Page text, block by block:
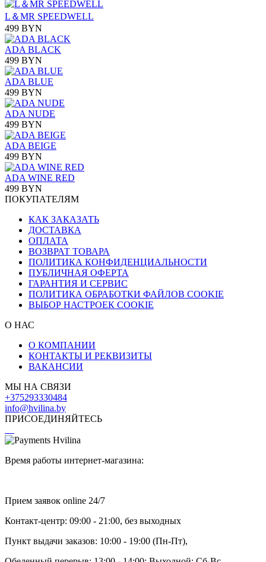
L＆MR SPEEDWELL
499 BYN
ADA BLACK
499 BYN
ADA BLUE
499 BYN
ADA NUDE
499 BYN
ADA BEIGE
499 BYN
ADA WINE RED
499 BYN
ПОКУПАТЕЛЯМ
КАК ЗАКАЗАТЬ
ДОСТАВКА
ОПЛАТА
ВОЗВРАТ ТОВАРА
ПОЛИТИКА КОНФИДЕНЦИАЛЬНОСТИ
ПУБЛИЧНАЯ ОФЕРТА
ГАРАНТИЯ И СЕРВИС
ПОЛИТИКА ОБРАБОТКИ ФАЙЛОВ COOKIE
ВЫБОР НАСТРОЕК COOKIE
О НАС
О КОМПАНИИ
КОНТАКТЫ И РЕКВИЗИТЫ
ВАКАНСИИ
МЫ НА СВЯЗИ
+375293330484
info@hvilina.by
ПРИСОЕДИНЯЙТЕСЬ
Время работы интернет-магазина:
Прием заявок online 24/7
Контакт-центр: 09:00 - 21:00, без выходных
Пункт выдачи заказов: 10:00 - 19:00 (Пн-Пт),